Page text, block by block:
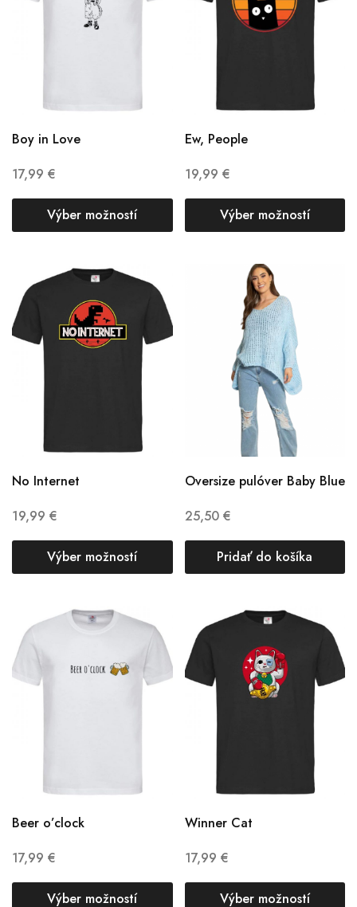
Boy in Love
17,99 €
Výber možností
Ew, People
19,99 €
Výber možností
No Internet
19,99 €
Výber možností
Oversize pulóver Baby Blue
25,50 €
Pridať do košíka
Beer o’clock
17,99 €
Výber možností
Winner Cat
17,99 €
Výber možností